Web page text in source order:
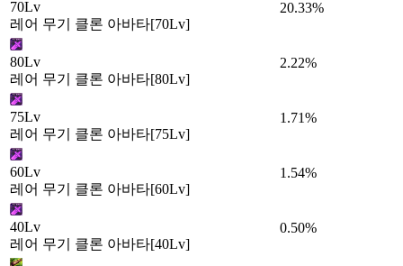
70Lv
레어 무기 클론 아바타[70Lv]
20.33%
80Lv
레어 무기 클론 아바타[80Lv]
2.22%
75Lv
레어 무기 클론 아바타[75Lv]
1.71%
60Lv
레어 무기 클론 아바타[60Lv]
1.54%
40Lv
레어 무기 클론 아바타[40Lv]
0.50%